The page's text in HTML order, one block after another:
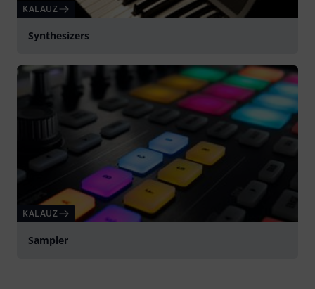
KALAUZ
Synthesizers
KALAUZ
Sampler